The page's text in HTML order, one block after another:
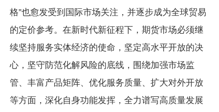
格”也愈发受到国际市场关注，并逐步成为全球贸易
的定价参考。在新时代新征程下，期货市场必须继
续坚持服务实体经济的使命，坚定高水平开放的决
心，坚守防范化解风险的底线，围绕加强市场监
管、丰富产品矩阵、优化服务质量、扩大对外开放
等方面，深化自身功能发挥，全力谱写高质量发展